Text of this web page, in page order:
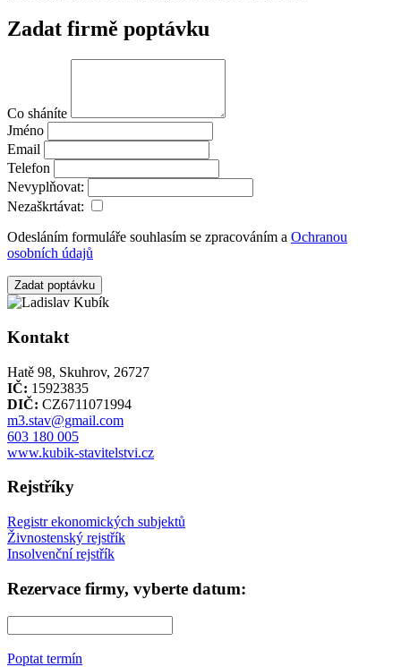
Zadat firmě poptávku
Co sháníte
Jméno
Email
Telefon
Nevyplňovat:
Nezaškrtávat:
Odesláním formuláře souhlasím se zpracováním a Ochranou
osobních údajů
Zadat poptávku
Kontakt
Hatě 98, Skuhrov, 26727
IČ: 15923835
DIČ: CZ6711071994
m3.stav@gmail.com
603 180 005
www.kubik-stavitelstvi.cz
Rejstříky
Registr ekonomických subjektů
Živnostenský rejstřík
Insolvenční rejstřík
Rezervace firmy, vyberte datum:
Poptat termín